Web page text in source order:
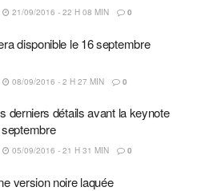
21/09/2016 - 22 H 08 MIN 0
disponible le 16 septembre
08/09/2016 - 2 H 27 MIN 0
derniers détails avant la keynote
septembre
05/09/2016 - 21 H 31 MIN 0
version noire laquée